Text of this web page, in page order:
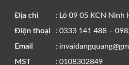
Địa chỉ
: Lô 09 05 KCN Ninh
Điện thoại
: 0333 141 488 –
Email
:
MST
: 0108302849